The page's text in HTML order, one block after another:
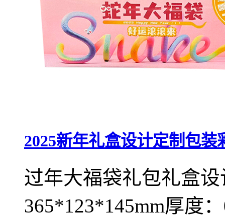
2025新年礼盒设计定制包装
过年大福袋礼包礼盒
365*123*145mm厚度